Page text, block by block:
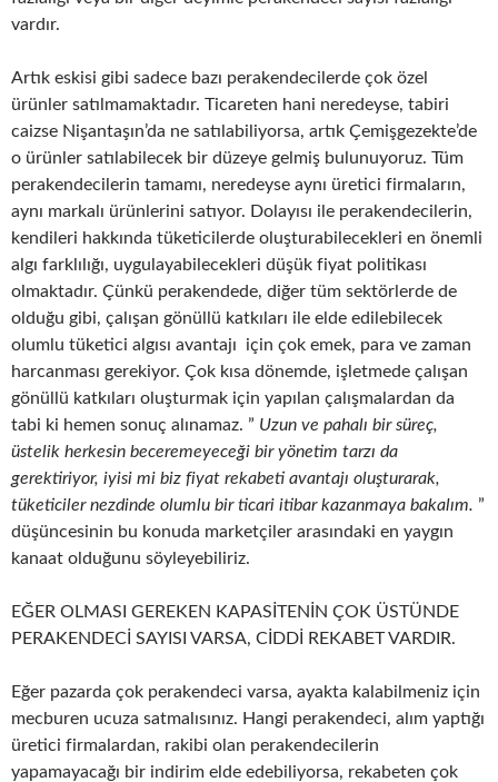
vardır.
Artık eskisi gibi sadece bazı perakendecilerde çok özel
ürünler satılmamaktadır. Ticareten hani neredeyse, tabiri
caizse Nişantaşın’da ne satılabiliyorsa, artık Çemişgezekte’de
o ürünler satılabilecek bir düzeye gelmiş bulunuyoruz. Tüm
perakendecilerin tamamı, neredeyse aynı üretici firmaların,
aynı markalı ürünlerini satıyor. Dolayısı ile perakendecilerin,
kendileri hakkında tüketicilerde oluşturabilecekleri en önemli
algı farklılığı, uygulayabilecekleri düşük fiyat politikası
olmaktadır. Çünkü perakendede, diğer tüm sektörlerde de
olduğu gibi, çalışan gönüllü katkıları ile elde edilebilecek
olumlu tüketici algısı avantajı için çok emek, para ve zaman
harcanması gerekiyor. Çok kısa dönemde, işletmede çalışan
gönüllü katkıları oluşturmak için yapılan çalışmalardan da
tabi ki hemen sonuç alınamaz. ” Uzun ve pahalı bir süreç,
üstelik herkesin beceremeyeceği bir yönetim tarzı da
gerektiriyor, iyisi mi biz fiyat rekabeti avantajı oluşturarak,
tüketiciler nezdinde olumlu bir ticari itibar kazanmaya bakalım. ”
düşüncesinin bu konuda marketçiler arasındaki en yaygın
kanaat olduğunu söyleyebiliriz.
EĞER OLMASI GEREKEN KAPASİTENİN ÇOK ÜSTÜNDE
PERAKENDECİ SAYISI VARSA, CİDDİ REKABET VARDIR.
Eğer pazarda çok perakendeci varsa, ayakta kalabilmeniz için
mecburen ucuza satmalısınız. Hangi perakendeci, alım yaptığı
üretici firmalardan, rakibi olan perakendecilerin
yapamayacağı bir indirim elde edebiliyorsa, rekabeten çok